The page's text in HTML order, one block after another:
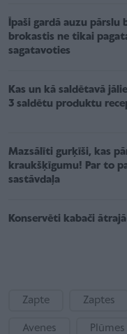
Īpaši gardā auzu pārslu
brokastis ne tikai
sagatavoties
Kas un kā saldētavā
3 saldētu produktu
Mazsālīti gurķīši, kas
kraukšķīgumu! Par to
sastāvdaļa
Konservēti kabači
Zapte Zaptes
Avenes Plūmes